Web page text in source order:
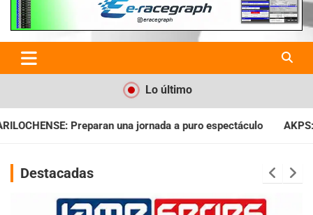
Electrónica del Karting en
Argentina
Lo último
espectáculo AKPS: Intervino la IGJ y oficializó el llamado
Destacadas